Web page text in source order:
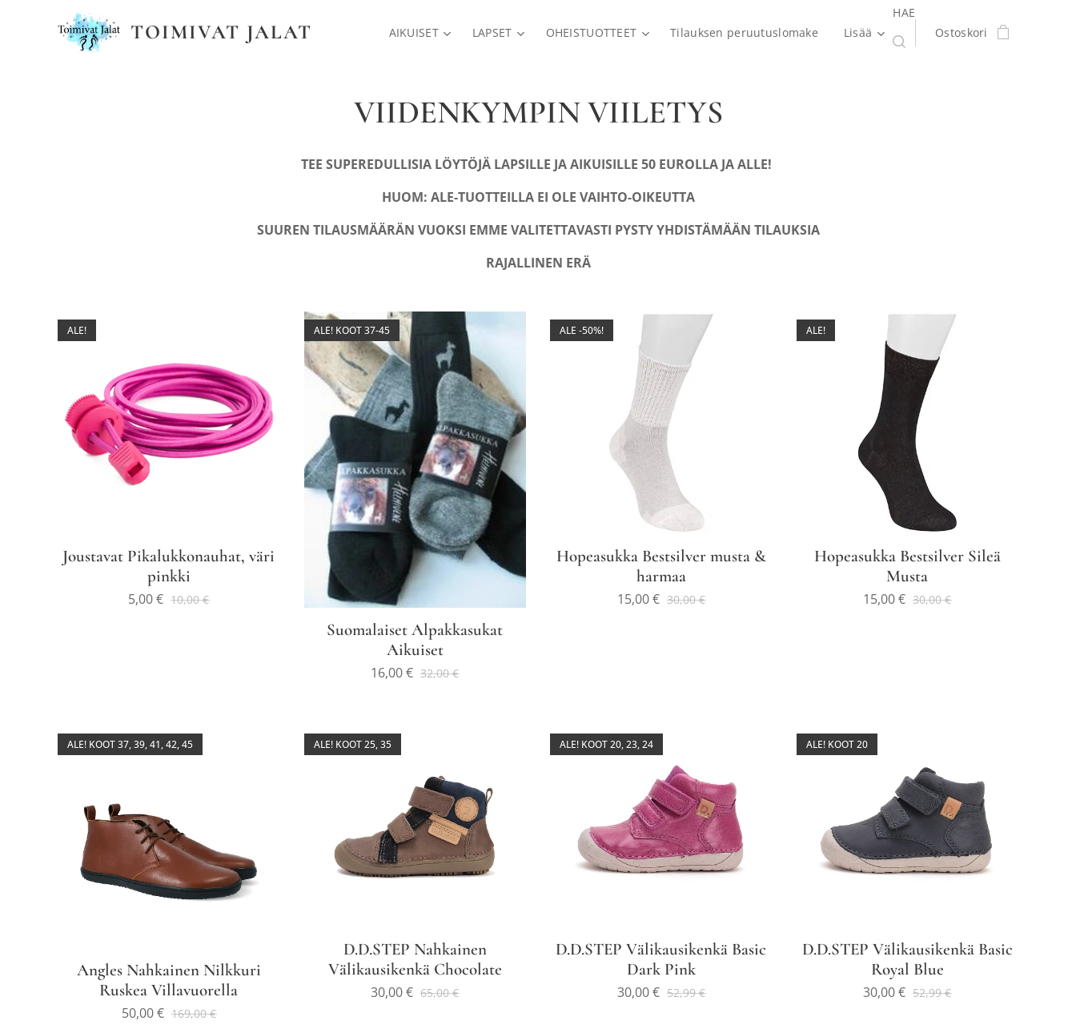
TOIMIVAT JALAT AIKUISET LAPSET OHEISTUOTTEET Tilauksen peruutuslomake Lisää
HAE
Ostoskori
VIIDENKYMPIN VIILETYS
TEE SUPEREDULLISIA LÖYTÖJÄ LAPSILLE JA AIKUISILLE 50 EUROLLA JA ALLE!
HUOM: ALE-TUOTTEILLA EI OLE VAIHTO-OIKEUTTA
SUUREN TILAUSMÄÄRÄN VUOKSI EMME VALITETTAVASTI PYSTY YHDISTÄMÄÄN TILAUKSIA
RAJALLINEN ERÄ
Joustavat Pikalukkonauhat, väri
pinkki
ALE!
5,00€ 10,00€
Suomalaiset Alpakkasukat
Aikuiset
ALE! KOOT 37-45
16,00€ 32,00€
Hopeasukka Bestsilver musta &
harmaa
ALE -50%!
15,00€ 30,00€
Hopeasukka Bestsilver Sileä
Musta
ALE!
15,00€ 30,00€
Angles Nahkainen Nilkkuri
Ruskea Villavuorella
ALE! KOOT 37, 39, 41, 42, 45
50,00€ 169,00€
D.D.STEP Nahkainen
Välikausikenkä Chocolate
ALE! KOOT 25, 35
30,00€ 65,00€
D.D.STEP Välikausikenkä Basic
Dark Pink
ALE! KOOT 20, 23, 24
30,00€ 52,99€
D.D.STEP Välikausikenkä Basic
Royal Blue
ALE! KOOT 20
30,00€ 52,99€